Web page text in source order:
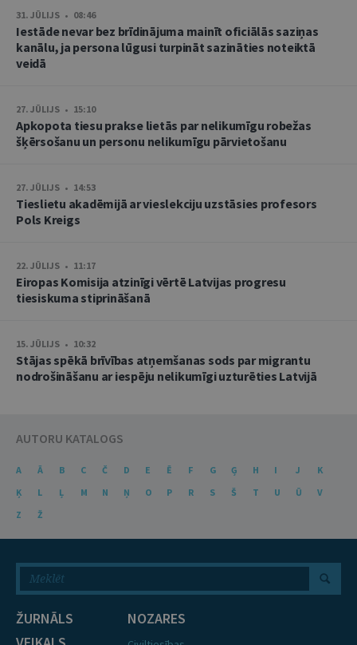
31. JŪLIJS • 08:46
Iestāde nevar bez brīdinājuma mainīt oficiālās saziņas
kanālu, ja persona lūgusi turpināt sazināties noteiktā
veidā
27. JŪLIJS • 15:10
Apkopota tiesu prakse lietās par nelikumīgu robežas
šķērsošanu un personu nelikumīgu pārvietošanu
27. JŪLIJS • 14:53
Tieslietu akadēmijā ar vieslekciju uzstāsies profesors
Pols Kreigs
22. JŪLIJS • 11:17
Eiropas Komisija atzinīgi vērtē Latvijas progresu
tiesiskuma stiprināšanā
15. JŪLIJS • 10:32
Stājas spēkā brīvības atņemšanas sods par migrantu
nodrošināšanu ar iespēju nelikumīgi uzturēties Latvijā
AUTORU KATALOGS
A Ā B C Č D E Ē F G Ģ H I J
K
Ķ
L Ļ M N Ņ O P R S Š T U Ū
V
Z
Ž
ŽURNĀLS
NOZARES